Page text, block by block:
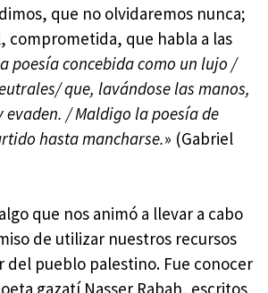
que no olvidaremos nunca;
comprometida, que habla a las
poesía concebida como un lujo /
que, lavándose las manos,
evaden. / Maldigo la poesía de
hasta mancharse.» (Gabriel
que nos animó a llevar a cabo
de utilizar nuestros recursos
del pueblo palestino. Fue conocer
gazatí Nasser Rabah, escritos